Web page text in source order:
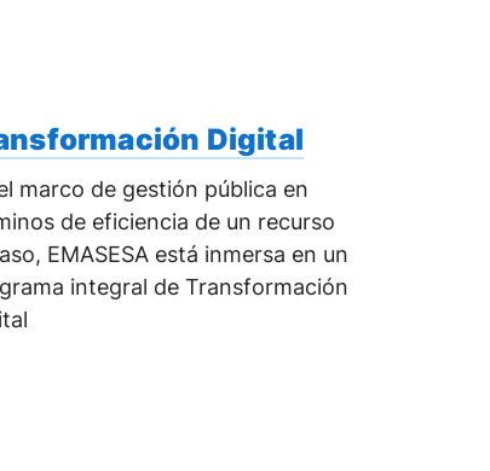
Digital
marco de gestión pública en
de eficiencia de un recurso
EMASESA está inmersa en un
integral de Transformación